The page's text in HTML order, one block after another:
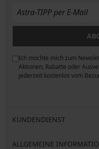
Ich möchte mich zum
Aktionen, Rabatte oder
jederzeit kostenlos vom
KUNDENDIENST
ALLGEMEINE